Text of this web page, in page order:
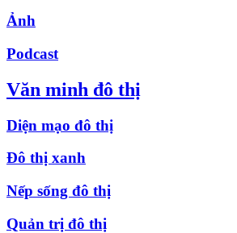
Ảnh
Podcast
Văn minh đô thị
Diện mạo đô thị
Đô thị xanh
Nếp sống đô thị
Quản trị đô thị